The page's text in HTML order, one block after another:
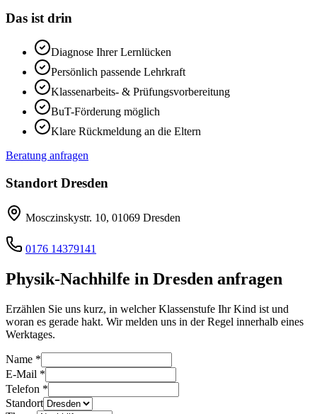
Das ist drin
Diagnose Ihrer Lernlücken
Persönlich passende Lehrkraft
Klassenarbeits- & Prüfungsvorbereitung
BuT-Förderung möglich
Klare Rückmeldung an die Eltern
Beratung anfragen
Standort Dresden
Mosczinskystr. 10, 01069 Dresden
0176 14379141
Physik-Nachhilfe in Dresden anfragen
Erzählen Sie uns kurz, in welcher Klassenstufe Ihr Kind ist und
woran es gerade hakt. Wir melden uns in der Regel innerhalb eines
Werktages.
Name *
E-Mail *
Telefon *
Standort